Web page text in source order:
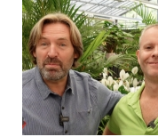
hebben bij iemand
sociale of
lastige situaties
sfeer. Het wordt nog ingewikkelder als je
een lening bij de
hebt en je gaat uit
dan alles, aan wie